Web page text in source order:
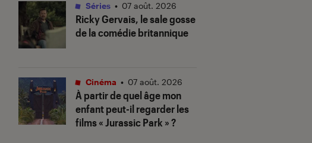
Ricky Gervais, le sale gosse
de la comédie britannique
Séries • 07 août. 2026
À partir de quel âge mon
enfant peut-il regarder les
films « Jurassic Park » ?
Cinéma • 07 août. 2026